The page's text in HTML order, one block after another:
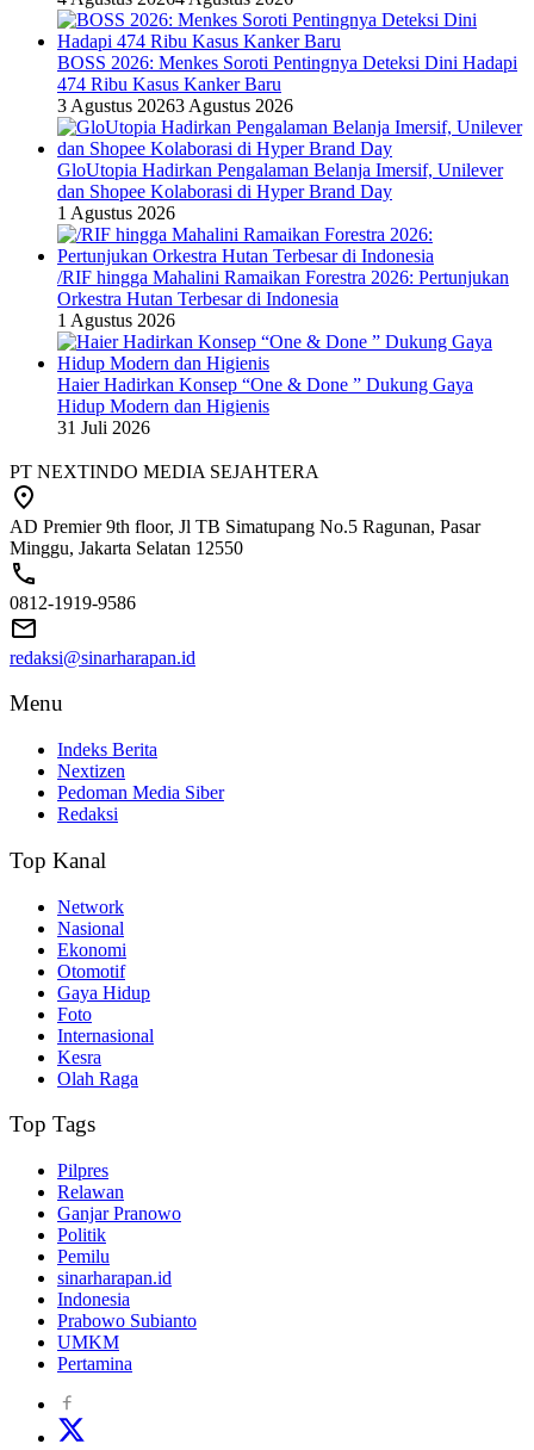
BOSS 2026: Menkes Soroti Pentingnya Deteksi Dini Hadapi
474 Ribu Kasus Kanker Baru
3 Agustus 20263 Agustus 2026
GloUtopia Hadirkan Pengalaman Belanja Imersif, Unilever
dan Shopee Kolaborasi di Hyper Brand Day
1 Agustus 2026
/RIF hingga Mahalini Ramaikan Forestra 2026: Pertunjukan
Orkestra Hutan Terbesar di Indonesia
1 Agustus 2026
Haier Hadirkan Konsep “One & Done ” Dukung Gaya
Hidup Modern dan Higienis
31 Juli 2026
PT NEXTINDO MEDIA SEJAHTERA
AD Premier 9th floor, Jl TB Simatupang No.5 Ragunan, Pasar
Minggu, Jakarta Selatan 12550
0812-1919-9586
redaksi@sinarharapan.id
Menu
Indeks Berita
Nextizen
Pedoman Media Siber
Redaksi
Top Kanal
Network
Nasional
Ekonomi
Otomotif
Gaya Hidup
Foto
Internasional
Kesra
Olah Raga
Top Tags
Pilpres
Relawan
Ganjar Pranowo
Politik
Pemilu
sinarharapan.id
Indonesia
Prabowo Subianto
UMKM
Pertamina